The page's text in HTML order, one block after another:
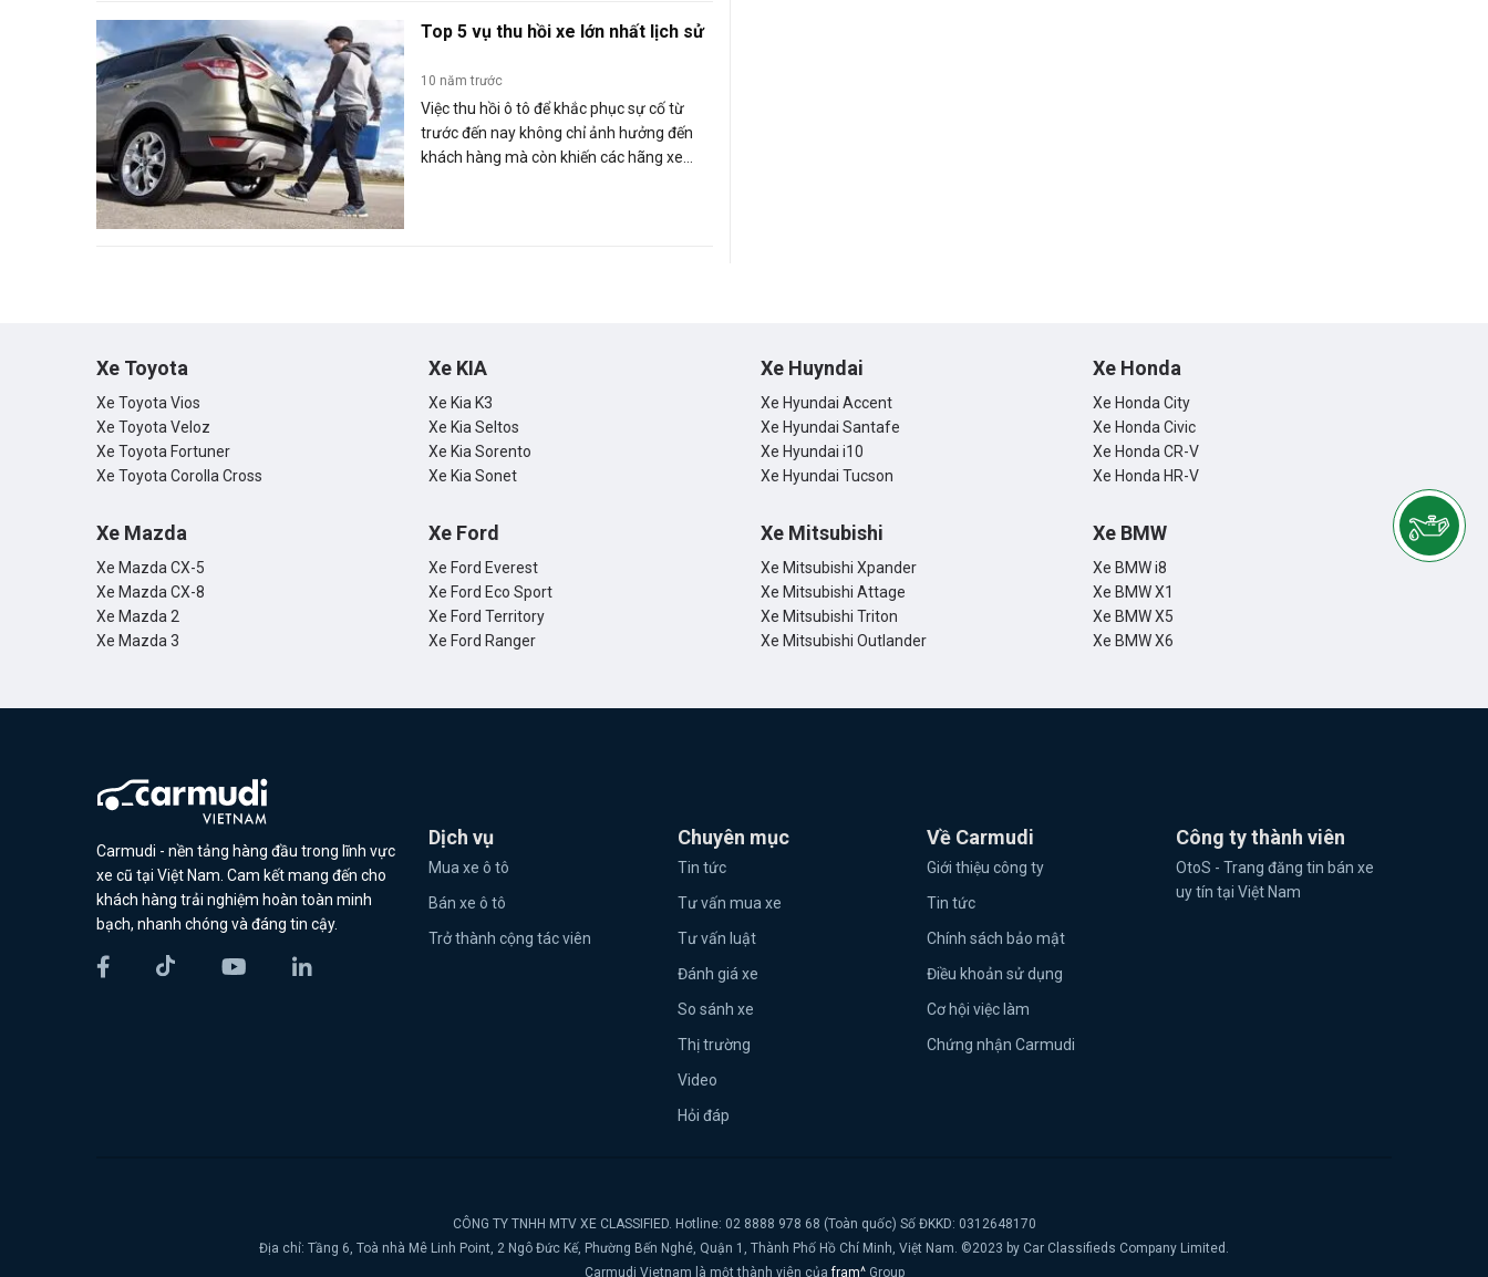
Top 5 vụ thu hồi xe lớn nhất lịch sử
10 năm trước
Việc thu hồi ô tô để khắc phục sự cố từ
trước đến nay không chỉ ảnh hưởng đến
khách hàng mà còn khiến các hãng xe
Xe Toyota
Xe Toyota Vios
Xe Toyota Veloz
Xe Toyota Fortuner
Xe Toyota Corolla Cross
Xe KIA
Xe Kia K3
Xe Kia Seltos
Xe Kia Sorento
Xe Kia Sonet
Xe Huyndai
Xe Hyundai Accent
Xe Hyundai Santafe
Xe Hyundai i10
Xe Hyundai Tucson
Xe Honda
Xe Honda City
Xe Honda Civic
Xe Honda CR-V
Xe Honda HR-V
Xe Mazda
Xe Mazda CX-5
Xe Mazda CX-8
Xe Mazda 2
Xe Mazda 3
Xe Ford
Xe Ford Everest
Xe Ford Eco Sport
Xe Ford Territory
Xe Ford Ranger
Xe Mitsubishi
Xe Mitsubishi Xpander
Xe Mitsubishi Attage
Xe Mitsubishi Triton
Xe Mitsubishi Outlander
Xe BMW
Xe BMW i8
Xe BMW X1
Xe BMW X5
Xe BMW X6
Carmudi - nền tảng hàng đầu trong lĩnh vực
xe cũ tại Việt Nam. Cam kết mang đến cho
khách hàng trải nghiệm hoàn toàn minh
bạch, nhanh chóng và đáng tin cậy.
Dịch vụ
Mua xe ô tô
Bán xe ô tô
Trở thành cộng tác viên
Chuyên mục
Tin tức
Tư vấn mua xe
Tư vấn luật
Đánh giá xe
So sánh xe
Thị trường
Video
Hỏi đáp
Về Carmudi
Giới thiệu công ty
Tin tức
Chính sách bảo mật
Điều khoản sử dụng
Cơ hội việc làm
Chứng nhận Carmudi
Công ty thành viên
OtoS - Trang đăng tin bán xe
uy tín tại Việt Nam
CÔNG TY TNHH MTV XE CLASSIFIED. Hotline: 02 8888 978 68 (Toàn quốc) Số ĐKKD: 0312648170
Địa chỉ: Tầng 6, Toà nhà Mê Linh Point, 2 Ngô Đức Kế, Phường Bến Nghé, Quận 1, Thành Phố Hồ Chí Minh, Việt Nam. ©2023 by Car Classifieds Company Limited.
Carmudi Vietnam là một thành viên củafram^ Group